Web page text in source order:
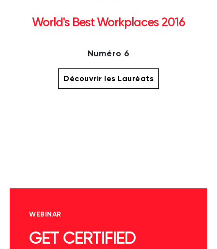
World's Best Workplaces 2016
Numéro 6
Découvrir les Lauréats
WEBINAR
GET CERTIFIED